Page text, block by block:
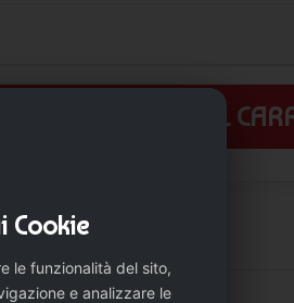
🛒 AGGIUNGI AL
Cookie
le funzionalità del sito,
e analizzare le